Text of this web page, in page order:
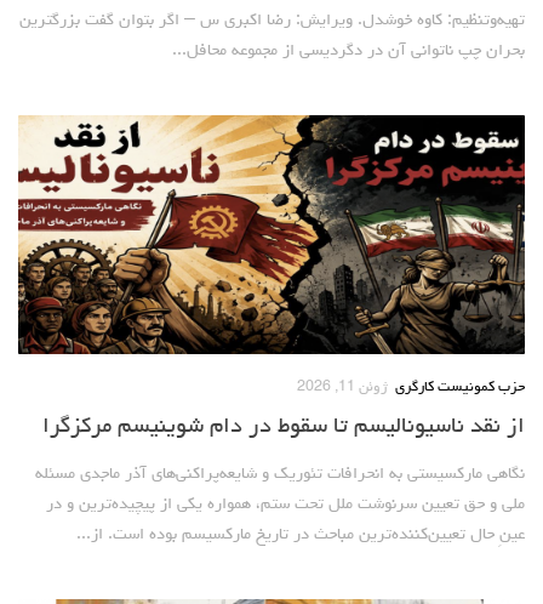
تهیه‌وتنظیم: کاوه خوشدل. ویرایش: رضا اکبری س – اگر بتوان گفت بزرگترین
بحران چپ ناتوانی آن در دگردیسی از مجموعه محافل...
حزب کمونیست کارگری ژوئن 11, 2026
از نقد ناسیونالیسم تا سقوط در دام شوینیسم مرکزگرا
نگاهی مارکسیستی به انحرافات تئوریک و شایعه‌پراکنی‌های آذر ماجدی مسئله
ملی و حق تعیین سرنوشت ملل تحت ستم، همواره یکی از پیچیده‌ترین و در
عینِ‌ حال تعیین‌کننده‌ترین مباحث در تاریخ مارکسیسم بوده است. از...